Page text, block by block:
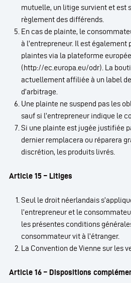
mutuelle, un litige survient et est
règlement des différends.
En cas de plainte, le
à l’entrepreneur. Il est également
plaintes via la plateforme
(http://ec.europa.eu/odr). La
actuellement affiliée à un label
d’arbitrage.
Une plainte ne suspend pas les
sauf si l’entrepreneur indique le
Si une plainte est jugée justifiée
dernier remplacera ou réparera
discrétion, les produits livrés.
Article 15 – Litiges
Seul le droit néerlandais
l’entrepreneur et le
les présentes conditions
consommateur vit à l’étranger.
La Convention de Vienne sur les
Article 16 – Dispositions